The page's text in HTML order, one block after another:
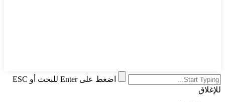
اضغط على Enter للبحث أو ESC
للإغلاق